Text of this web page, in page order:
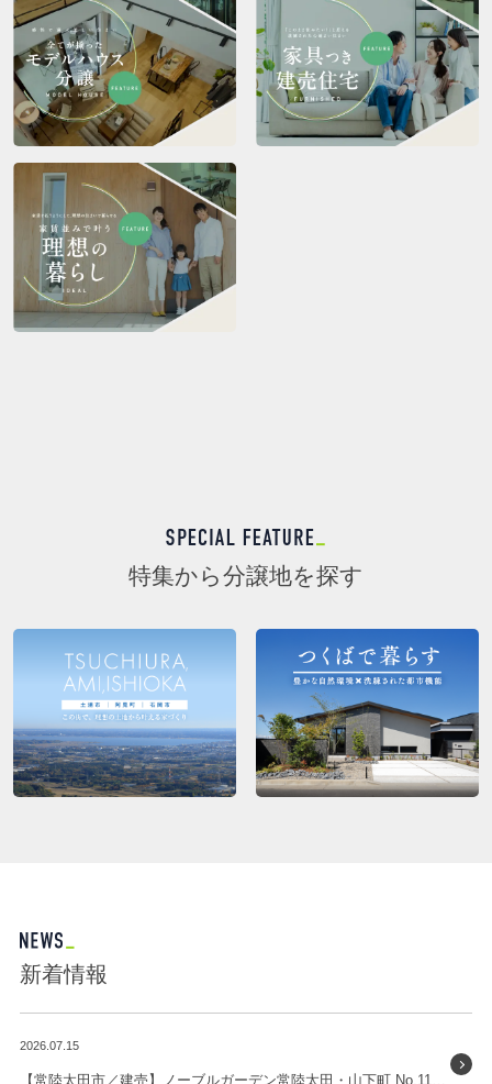
特集から分譲地を探す
新着情報
2026.07.15
【常陸太田市／建売】ノーブルガーデン常陸太田・山下町 No.11を新規公開しました。